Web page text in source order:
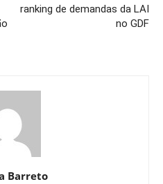
ranking de demandas da LAI
no GDF
Barreto